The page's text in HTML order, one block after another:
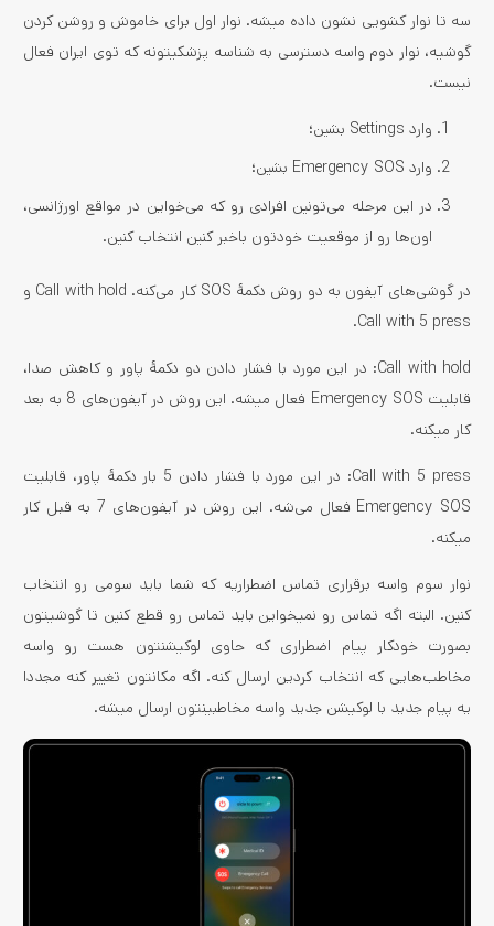
سه تا نوار کشویی نشون داده میشه. نوار اول برای خاموش و روشن کردن
گوشیه، نوار دوم واسه دسترسی به شناسه پزشکیتونه که توی ایران فعال
نیست.
وارد Settings بشین؛
وارد Emergency SOS بشین؛
در این مرحله می‌تونین افرادی رو که می‌خواین در مواقع اورژانسی،
اون‌ها رو از موقعیت خودتون باخبر کنین انتخاب کنین.
در گوشی‌های آیفون به دو روش دکمۀ SOS کار می‌کنه. Call with hold و
Call with 5 press.
Call with hold: در این مورد با فشار دادن دو دکمۀ پاور و کاهش صدا،
قابلیت Emergency SOS فعال میشه. این روش در آیفون‌های 8 به بعد
کار میکنه.
Call with 5 press: در این مورد با فشار دادن 5 بار دکمۀ پاور، قابلیت
Emergency SOS فعال می‌شه. این روش در آیفون‌های 7 به قبل کار
میکنه.
نوار سوم واسه برقراری تماس اضطراریه که شما باید سومی رو انتخاب
کنین. البته اگه تماس رو نمیخواین باید تماس رو قطع کنین تا گوشیتون
بصورت خودکار پیام اضطراری که حاوی لوکیشنتون هست رو واسه
مخاطب‌هایی که انتخاب کردین ارسال کنه. اگه مکانتون تغییر کنه مجددا
یه پیام جدید با لوکیشن جدید واسه مخاطبینتون ارسال میشه.